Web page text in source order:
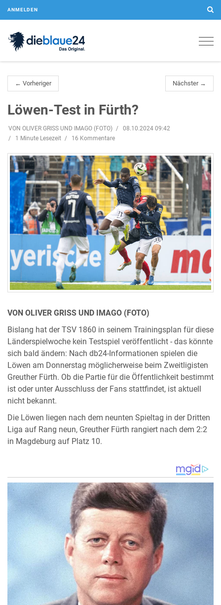
ANMELDEN
← Vorheriger Nächster →
Löwen-Test in Fürth?
VON OLIVER GRISS UND IMAGO (FOTO)
08.10.2024 09:42
1 Minute Lesezeit
16 Kommentare
VON OLIVER GRISS UND IMAGO (FOTO)
Bislang hat der TSV 1860 in seinem Trainingsplan für diese
Länderspielwoche kein Testspiel veröffentlicht - das könnte
sich bald ändern: Nach db24-Informationen spielen die
Löwen am Donnerstag möglicherweise beim Zweitligisten
Greuther Fürth. Ob die Partie für die Öffentlichkeit bestimmt
ist oder unter Ausschluss der Fans stattfindet, ist aktuell
nicht bekannt.
Die Löwen liegen nach dem neunten Spieltag in der Dritten
Liga auf Rang neun, Greuther Fürth rangiert nach dem 2:2
in Magdeburg auf Platz 10.